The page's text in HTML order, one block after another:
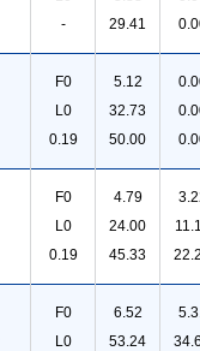
-
29.41
F0
L0
0.19
5.12
32.73
50.00
F0
L0
0.19
4.79
24.00
45.33
F0
L0
6.52
53.24